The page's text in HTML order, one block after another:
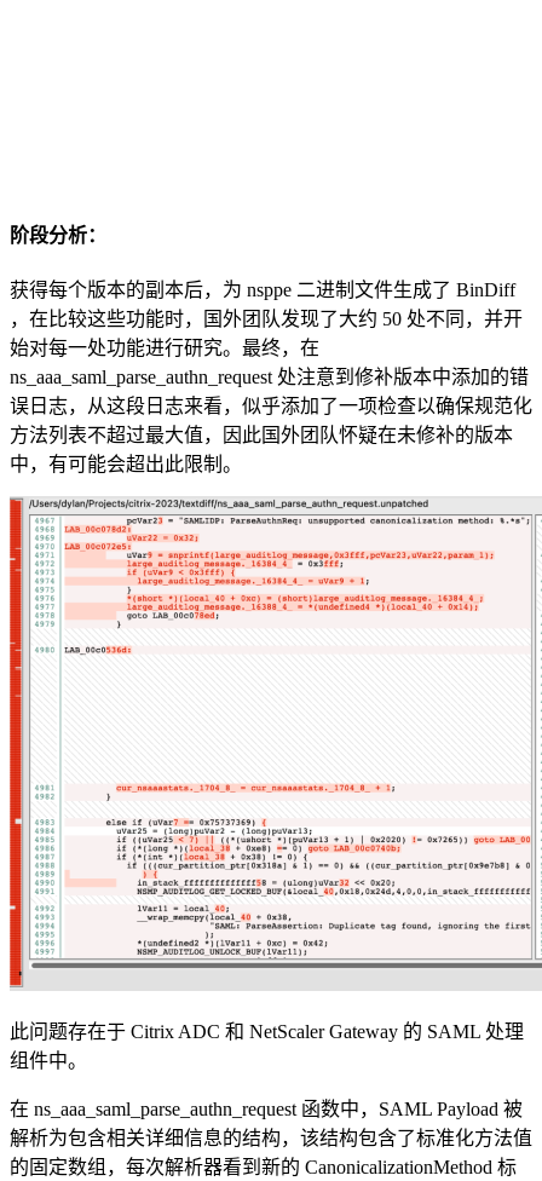
阶段分析：
获得每个版本的副本后，为 nsppe 二进制文件生成了 BinDiff
，在比较这些功能时，国外团队发现了大约 50 处不同，并开
始对每一处功能进行研究。最终，在
ns_aaa_saml_parse_authn_request 处注意到修补版本中添加的错
误日志，从这段日志来看，似乎添加了一项检查以确保规范化
方法列表不超过最大值，因此国外团队怀疑在未修补的版本
中，有可能会超出此限制。
此问题存在于 Citrix ADC 和 NetScaler Gateway 的 SAML 处理
组件中。
在 ns_aaa_saml_parse_authn_request 函数中，SAML Payload 被
解析为包含相关详细信息的结构，该结构包含了标准化方法值
的固定数组，每次解析器看到新的 CanonicalizationMethod 标